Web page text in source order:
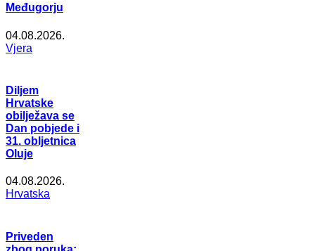
Međugorju
04.08.2026.
Vjera
Diljem
Hrvatske
obilježava se
Dan pobjede i
31. obljetnica
Oluje
04.08.2026.
Hrvatska
Priveden